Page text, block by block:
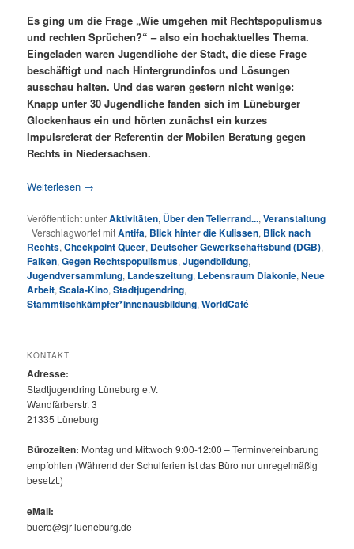
Es ging um die Frage „Wie umgehen mit Rechtspopulismus
und rechten Sprüchen?“ – also ein hochaktuelles Thema.
Eingeladen waren Jugendliche der Stadt, die diese Frage
beschäftigt und nach Hintergrundinfos und Lösungen
ausschau halten. Und das waren gestern nicht wenige:
Knapp unter 30 Jugendliche fanden sich im Lüneburger
Glockenhaus ein und hörten zunächst ein kurzes
Impulsreferat der Referentin der Mobilen Beratung gegen
Rechts in Niedersachsen.
Weiterlesen →
Veröffentlicht unterAktivitäten, Über den Tellerrand...,Veranstaltung
|Verschlagwortet mitAntifa, Blick hinter die Kulissen, Blick nach
Rechts,Checkpoint Queer, Deutscher Gewerkschaftsbund (DGB),
Falken,Gegen Rechtspopulismus,Jugendbildung,
Jugendversammlung, Landeszeitung, Lebensraum Diakonie,Neue
Arbeit,Scala-Kino,Stadtjugendring,
Stammtischkämpfer*innenausbildung,WorldCafé
KONTAKT:
Adresse:
Stadtjugendring Lüneburg e.V.
Wandfärberstr. 3
21335 Lüneburg
Bürozeiten: Montag und Mittwoch 9:00-12:00 – Terminvereinbarung
empfohlen (Während der Schulferien ist das Büro nur unregelmäßig
besetzt.)
eMail:
buero@sjr-lueneburg.de